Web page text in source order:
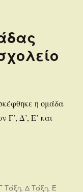
η ομάδα
Γ’, Δ’, Ε’ και
ομάδας
Τάξη,Δ Τάξη, Ε